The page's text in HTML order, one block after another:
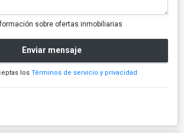
sobre ofertas inmobiliarias
Enviar mensaje
los Términos de servicio y privacidad